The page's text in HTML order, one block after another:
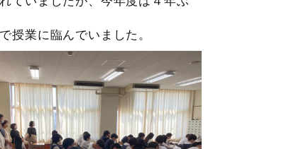
授業に臨んでいました。